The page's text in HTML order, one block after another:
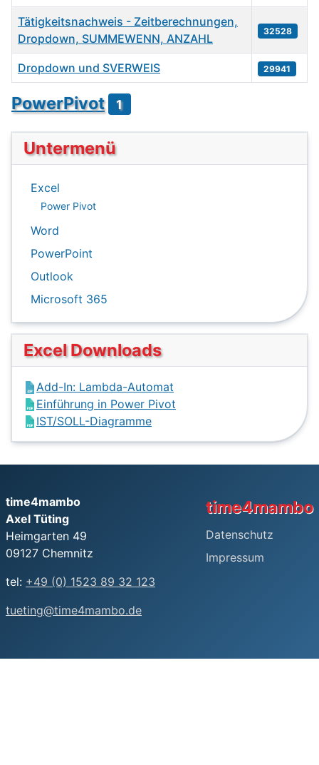
Untermenü
Excel
Power Pivot
Word
PowerPoint
Outlook
Microsoft 365
Excel Downloads
Add-In: Lambda-Automat
Einführung in Power Pivot
IST/SOLL-Diagramme
Tätigkeitsnachweis - Zeitberechnungen,
Dropdown, SUMMEWENN, ANZAHL
32528
Dropdown und SVERWEIS 29941
PowerPivot 1
time4mambo
Axel Tüting
Heimgarten 49
09127 Chemnitz
tel: +49 (0) 1523 89 32 123
tueting@time4mambo.de
time4mambo
Datenschutz
Impressum